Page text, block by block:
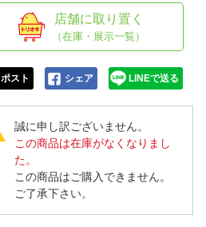
店舗に取り置く
（在庫・展示一覧）
ポスト シェア LINEで送る
誠に申し訳ございません。
この商品は在庫がなくなりまし
た。
この商品はご購入できません。
ご了承下さい。